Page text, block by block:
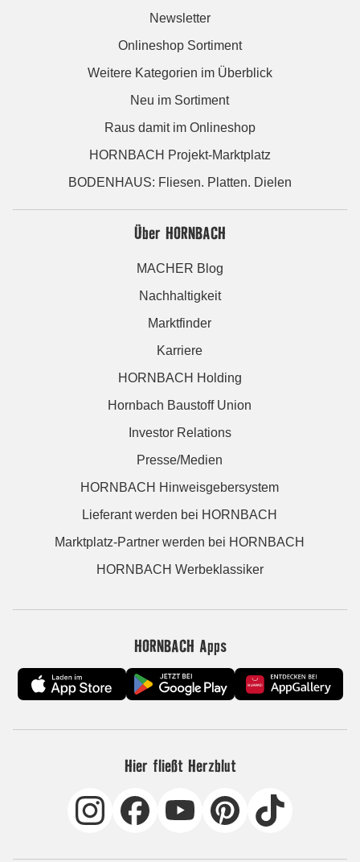
Newsletter
Onlineshop Sortiment
Weitere Kategorien im Überblick
Neu im Sortiment
Raus damit im Onlineshop
HORNBACH Projekt-Marktplatz
BODENHAUS: Fliesen. Platten. Dielen
Über HORNBACH
MACHER Blog
Nachhaltigkeit
Marktfinder
Karriere
HORNBACH Holding
Hornbach Baustoff Union
Investor Relations
Presse/Medien
HORNBACH Hinweisgebersystem
Lieferant werden bei HORNBACH
Marktplatz-Partner werden bei HORNBACH
HORNBACH Werbeklassiker
HORNBACH Apps
Hier fließt Herzblut